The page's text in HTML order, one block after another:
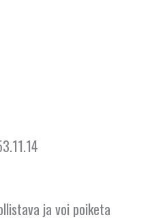
ja voi poiketa